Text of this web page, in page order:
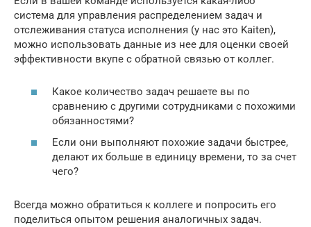
система для управления распределением задач и
отслеживания статуса исполнения (у нас это Kaiten),
можно использовать данные из нее для оценки своей
эффективности вкупе с обратной связью от коллег.
Какое количество задач решаете вы по
сравнению с другими сотрудниками с похожими
обязанностями?
Если они выполняют похожие задачи быстрее,
делают их больше в единицу времени, то за счет
чего?
Всегда можно обратиться к коллеге и попросить его
поделиться опытом решения аналогичных задач.